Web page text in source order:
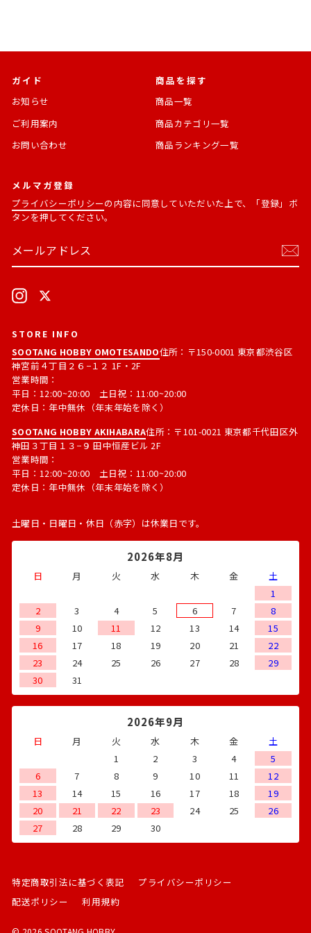
ガイド
お知らせ
ご利用案内
お問い合わせ
商品を探す
商品一覧
商品カテゴリ一覧
商品ランキング一覧
メルマガ登録
プライバシーポリシーの内容に同意していただいた上で、「登録」ボ
タンを押してください。
ー
レ
ス
読
Instagram
STORE INFO
SOOTANG HOBBY OMOTESANDO住所：〒150-0001 東京都渋谷区
神宮前４丁目２６−１２ 1F・2F
営業時間：
平日：12:00~20:00 土日祝：11:00~20:00
定休日：年中無休（年末年始を除く）
SOOTANG HOBBY AKIHABARA住所：〒101-0021 東京都千代田区外
神田３丁目１３−９ 田中恒産ビル 2F
営業時間：
平日：12:00~20:00 土日祝：11:00~20:00
定休日：年中無休（年末年始を除く）
土曜日・日曜日・休日（赤字）は休業日です。
2026年8月
日 月 火 水 木 金
土
1
2
3 4 5 6 7
8
9
10 11 12 13 14
15
16
17 18 19 20 21
22
23
24 25 26 27 28
29
30
31
2026年9月
日 月 火 水 木 金
土
1
2 3 4
5
6
7 8 9 10 11
12
13
14 15 16 17 18
19
20
21 22 23 24 25
26
27
28 29 30
特定商取引法に基づく表記
プライバシーポリシー
配送ポリシー
利用規約